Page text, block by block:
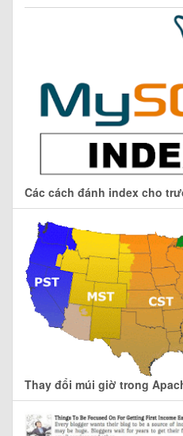
Các cách đánh index cho
Thay đổi múi giờ trong